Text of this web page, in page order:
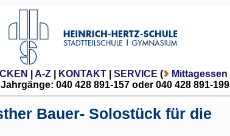
A-Z| KONTAKT| SERVICE ( Mittagessen
040 428 891-157 oder 040 428 891-199
Bauer- Solostück für die